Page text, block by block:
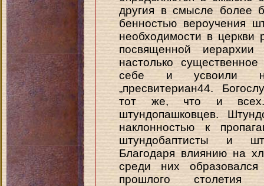
другия в смысле более
бенностью вероучения
необходимости в церкви
посвященной
настолько
себе и усвоили наи-
„пресвитериан44.
тот же, что и всех.
штундопашковцев.
наклонностью к
штундобаптисты и
Благодаря влиянию на
среди них
прошлого столетия